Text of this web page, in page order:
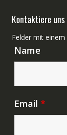
Kontaktiere uns
Felder mit einem
Name
Email *